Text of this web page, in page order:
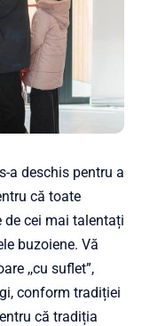
a deschis pentru a
că toate
de cei mai talentați
buzoiene. Vă
,,cu suflet”,
conform tradiției
că tradiția